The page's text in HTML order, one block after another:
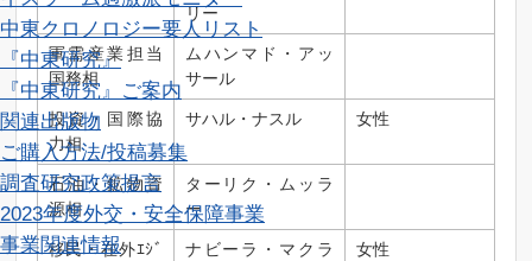
中東クロノロジー要人リスト
『中東研究』
『中東研究』ご案内
関連出版物
ご購入方法/投稿募集
調査研究政策提言
2023年度外交・安全保障事業
事業関連情報
リー
軍需産業担当
国務相
ムハンマド・アッ
サール
投資・国際協
力相
サハル・ナスル 女性
石油・鉱物資
源相
ターリク・ムッラ
ー
移民・在外ｴｼﾞ
ナビーラ・マクラ
女性